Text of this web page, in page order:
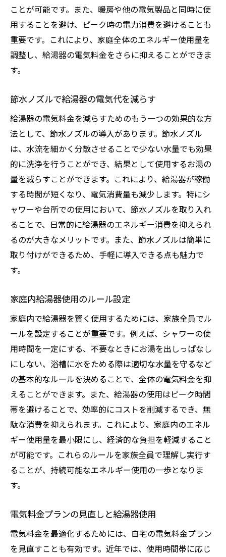
ことが可能です。また、暖房や他の電気製品と同時に使
用することを避け、ピーク時の電力消費を避けることも
重要です。これにより、家庭全体のエネルギー使用量を
調整し、給湯器の電気料金をさらに抑えることができま
す。
節水ノズルで給湯器の電気代を減らす
給湯器の電気料金を減らすためのもう一つの効果的な方
法として、節水ノズルの導入があります。節水ノズル
は、水流を細かく分散させることで少ない水量でも効果
的に洗浄を行うことができ、結果として使用するお湯の
量を減らすことができます。これにより、給湯器が稼働
する時間が短くなり、電気消費量も減少します。特にシ
ャワーや台所での使用において、節水ノズルを取り入れ
ることで、日常的に給湯器のエネルギー消費を抑えられ
るのが大きなメリットです。また、節水ノズルは簡単に
取り付けができるため、手軽に導入できる点も魅力で
す。
家庭内給湯器使用のルール設定
家庭内で給湯器を賢く使用するためには、家族全員でル
ールを設定することが重要です。例えば、シャワーの使
用時間を一定にする、不要なときにお湯を出しっぱなし
にしない、浴槽に水をためる際は適切な水量を守るなど
の基本的なルールを決めることで、全体の電気料金を抑
えることができます。また、給湯器の使用はピーク時間
帯を避けることで、効率的にコストを削減するでき、無
駄な消費を抑えられます。これにより、家庭内のエネル
ギー使用量を最小限にし、経済的な負担を軽減すること
が可能です。これらのルールを家族全員で理解し実行す
ることが、持続可能なエネルギー使用の一歩となりま
す。
電気料金プランの見直しと給湯器使用
電気料金を最適化するためには、自宅の電気料金プラン
を見直すことも有効です。近年では、使用時間帯に応じ